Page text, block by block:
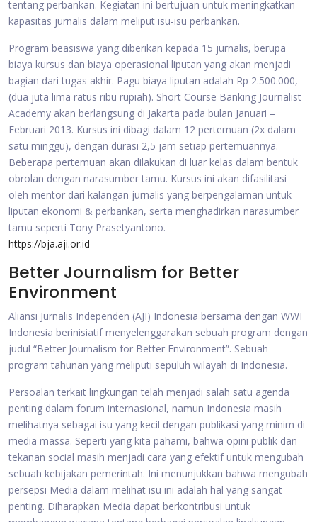
tentang perbankan. Kegiatan ini bertujuan untuk meningkatkan
kapasitas jurnalis dalam meliput isu-isu perbankan.
Program beasiswa yang diberikan kepada 15 jurnalis, berupa
biaya kursus dan biaya operasional liputan yang akan menjadi
bagian dari tugas akhir. Pagu biaya liputan adalah Rp 2.500.000,-
(dua juta lima ratus ribu rupiah). Short Course Banking Journalist
Academy akan berlangsung di Jakarta pada bulan Januari –
Februari 2013. Kursus ini dibagi dalam 12 pertemuan (2x dalam
satu minggu), dengan durasi 2,5 jam setiap pertemuannya.
Beberapa pertemuan akan dilakukan di luar kelas dalam bentuk
obrolan dengan narasumber tamu. Kursus ini akan difasilitasi
oleh mentor dari kalangan jurnalis yang berpengalaman untuk
liputan ekonomi & perbankan, serta menghadirkan narasumber
tamu seperti Tony Prasetyantono.
https://bja.aji.or.id
Better Journalism for Better
Environment
Aliansi Jurnalis Independen (AJI) Indonesia bersama dengan WWF
Indonesia berinisiatif menyelenggarakan sebuah program dengan
judul “Better Journalism for Better Environment”. Sebuah
program tahunan yang meliputi sepuluh wilayah di Indonesia.
Persoalan terkait lingkungan telah menjadi salah satu agenda
penting dalam forum internasional, namun Indonesia masih
melihatnya sebagai isu yang kecil dengan publikasi yang minim di
media massa. Seperti yang kita pahami, bahwa opini publik dan
tekanan social masih menjadi cara yang efektif untuk mengubah
sebuah kebijakan pemerintah. Ini menunjukkan bahwa mengubah
persepsi Media dalam melihat isu ini adalah hal yang sangat
penting. Diharapkan Media dapat berkontribusi untuk